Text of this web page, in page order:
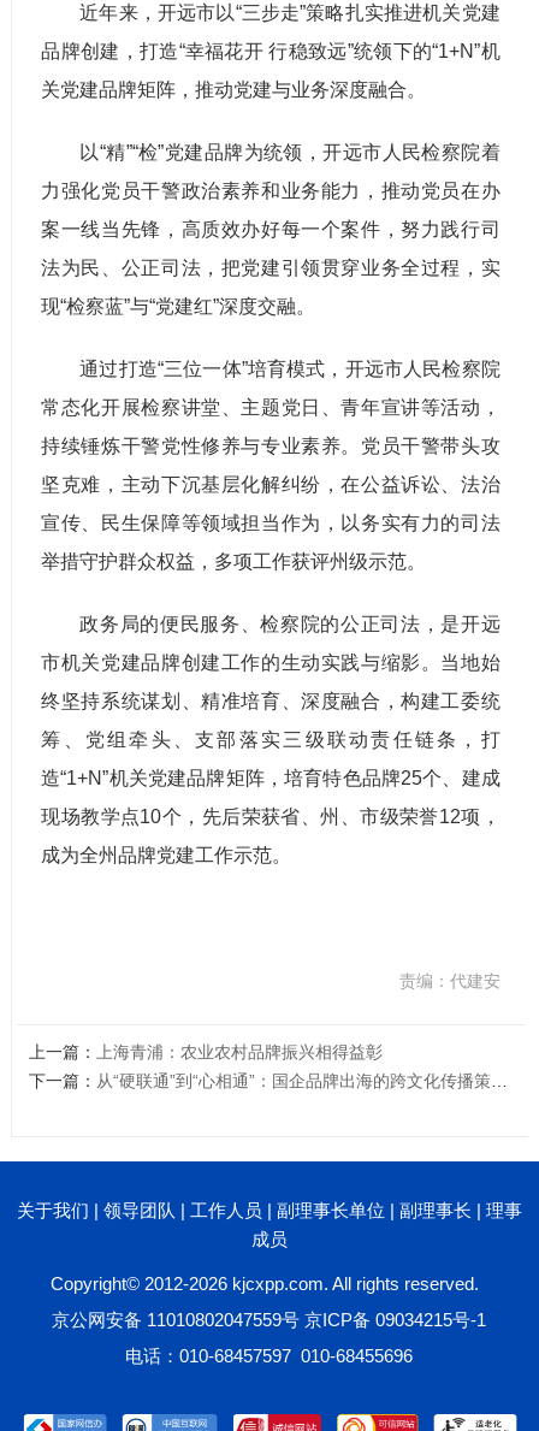
近年来，开远市以“三步走”策略扎实推进机关党建
品牌创建，打造“幸福花开 行稳致远”统领下的“1+N”机
关党建品牌矩阵，推动党建与业务深度融合。
以“精”“检”党建品牌为统领，开远市人民检察院着
力强化党员干警政治素养和业务能力，推动党员在办
案一线当先锋，高质效办好每一个案件，努力践行司
法为民、公正司法，把党建引领贯穿业务全过程，实
现“检察蓝”与“党建红”深度交融。
通过打造“三位一体”培育模式，开远市人民检察院
常态化开展检察讲堂、主题党日、青年宣讲等活动，
持续锤炼干警党性修养与专业素养。党员干警带头攻
坚克难，主动下沉基层化解纠纷，在公益诉讼、法治
宣传、民生保障等领域担当作为，以务实有力的司法
举措守护群众权益，多项工作获评州级示范。
政务局的便民服务、检察院的公正司法，是开远
市机关党建品牌创建工作的生动实践与缩影。当地始
终坚持系统谋划、精准培育、深度融合，构建工委统
筹、党组牵头、支部落实三级联动责任链条，打
造“1+N”机关党建品牌矩阵，培育特色品牌25个、建成
现场教学点10个，先后荣获省、州、市级荣誉12项，
成为全州品牌党建工作示范。
责编：代建安
上一篇：
上海青浦：农业农村品牌振兴相得益彰
下一篇： 从“硬联通”到“心相通”：国企品牌出海的跨文化传播策略研究
关于我们 | 领导团队 | 工作人员 | 副理事长单位 | 副理事长 | 理事
成员
Copyright© 2012-2026 kjcxpp.com. All rights reserved.
京公网安备 11010802047559号京ICP备 09034215号-1
电话：010-68457597 010-68455696